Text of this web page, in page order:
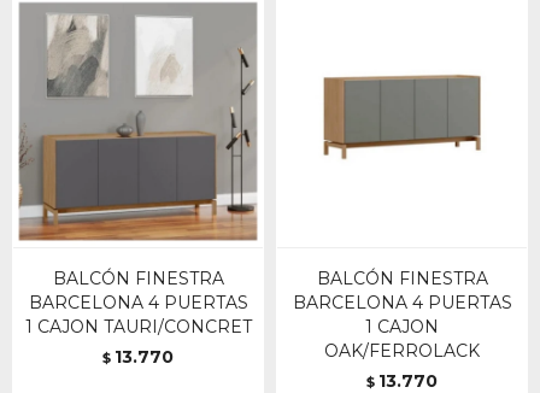
BALCÓN FINESTRA
BARCELONA 4 PUERTAS
1 CAJON TAURI/CONCRET
$ 13.770
BALCÓN FINESTRA
BARCELONA 4 PUERTAS
1 CAJON
OAK/FERROLACK
$ 13.770